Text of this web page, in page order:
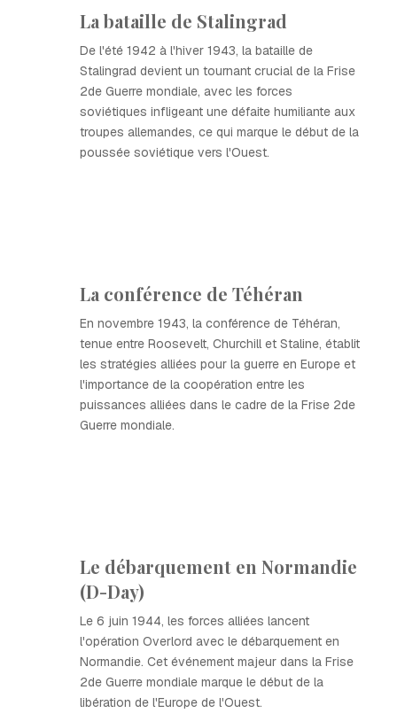
La bataille de Stalingrad
De l'été 1942 à l'hiver 1943, la bataille de
Stalingrad devient un tournant crucial de la Frise
2de Guerre mondiale, avec les forces
soviétiques infligeant une défaite humiliante aux
troupes allemandes, ce qui marque le début de la
poussée soviétique vers l'Ouest.
La conférence de Téhéran
En novembre 1943, la conférence de Téhéran,
tenue entre Roosevelt, Churchill et Staline, établit
les stratégies alliées pour la guerre en Europe et
l'importance de la coopération entre les
puissances alliées dans le cadre de la Frise 2de
Guerre mondiale.
Le débarquement en Normandie
(D-Day)
Le 6 juin 1944, les forces alliées lancent
l'opération Overlord avec le débarquement en
Normandie. Cet événement majeur dans la Frise
2de Guerre mondiale marque le début de la
libération de l'Europe de l'Ouest.